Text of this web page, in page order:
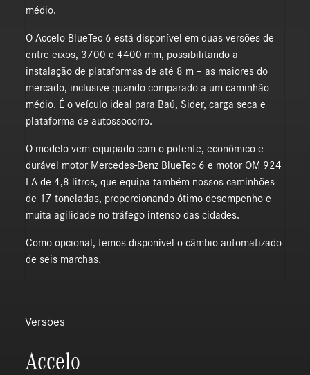
médio.
O Accelo BlueTec 6 está disponível em duas versões de
entre-eixos, 3700 e 4400 mm, possibilitando a
instalação de plataformas de até 8 m – as maiores do
mercado, inclusive quando comparado a um caminhão
médio. É o veículo ideal para Baú, Sider, carga seca e
plataforma de autossocorro.
O modelo vem equipado com o potente, econômico e
durável motor Mercedes-Benz BlueTec 6 e motor OM 924
LA de 4,8 litros, que equipa também nossos caminhões
de 17 toneladas, proporcionando ótimo desempenho e
muita agilidade no tráfego intenso das cidades.
Como opcional, temos disponível o câmbio automatizado
de seis marchas.
Versões
Accelo